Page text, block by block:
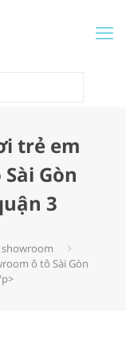
trẻ em
Gòn
3
ô tô Sài Gòn